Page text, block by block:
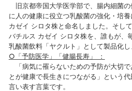
旧京都帝国大学医学部で、腸内細菌
に人の健康に役立つ乳酸菌の強化・培
カゼイ シロタ株と命名しました。そし
バチルス カゼイ シロタ株を、誰もが、
乳酸菌飲料「ヤクルト」として製品化し
○「予防医学」「健腸長寿」 ：
「病気に罹らないための予防が大切で
とが健康で長生きにつながる」という
言い表す言葉です。